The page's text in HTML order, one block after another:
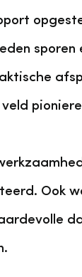
sporen
Ook